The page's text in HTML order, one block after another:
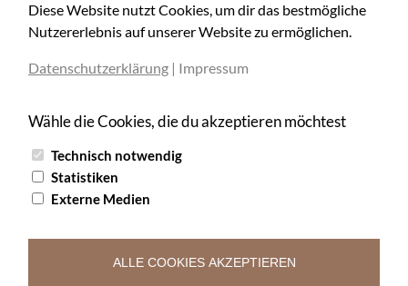
Unsere Website durchsuchen
Diese Website nutzt Cookies, um dir das bestmögliche
Nutzererlebnis auf unserer Website zu ermöglichen.
Datenschutzerklärung | Impressum
Wähle die Cookies, die du akzeptieren möchtest
Technisch notwendig
Statistiken
Externe Medien
ALLE COOKIES AKZEPTIEREN